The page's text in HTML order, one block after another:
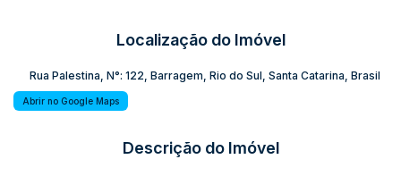
Localização do Imóvel
Rua Palestina, N°: 122, Barragem, Rio do Sul, Santa Catarina, Brasil
Abrir no Google Maps
Descrição do Imóvel